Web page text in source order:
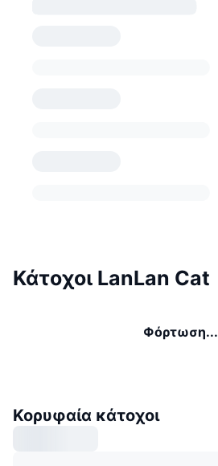
Κάτοχοι LanLan Cat
Φόρτωση...
Κορυφαία κάτοχοι